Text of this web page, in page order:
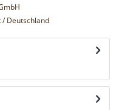
Deutschland